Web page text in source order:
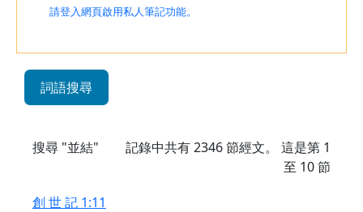
請登入網頁啟用私人筆記功能。
詞語搜尋
搜尋 "並結" 記錄中共有2346節經文。 這是第 1
至 10 節
創 世 記 1:11